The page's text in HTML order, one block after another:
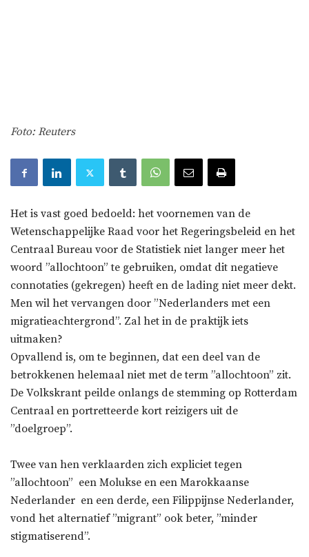
Foto: Reuters
Het is vast goed bedoeld: het voornemen van de
Wetenschappelijke Raad voor het Regeringsbeleid en het
Centraal Bureau voor de Statistiek niet langer meer het
woord ”allochtoon” te gebruiken, omdat dit negatieve
connotaties (gekregen) heeft en de lading niet meer dekt.
Men wil het vervangen door ”Nederlanders met een
migratieachtergrond”. Zal het in de praktijk iets
uitmaken?
Opvallend is, om te beginnen, dat een deel van de
betrokkenen helemaal niet met de term ”allochtoon” zit.
De Volkskrant peilde onlangs de stemming op Rotterdam
Centraal en portretteerde kort reizigers uit de
”doelgroep”.
Twee van hen verklaarden zich expliciet tegen
”allochtoon”  een Molukse en een Marokkaanse
Nederlander  en een derde, een Filippijnse Nederlander,
vond het alternatief ”migrant” ook beter, ”minder
stigmatiserend”.